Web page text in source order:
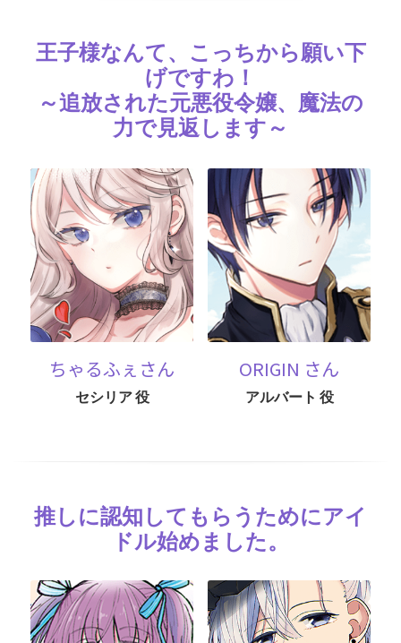
王子様なんて、こっちから願い下
げですわ！
～追放された元悪役令嬢、魔法の
力で見返します～
ちゃるふぇさん
セシリア 役
ORIGIN さん
アルバート 役
推しに認知してもらうためにアイ
ドル始めました。